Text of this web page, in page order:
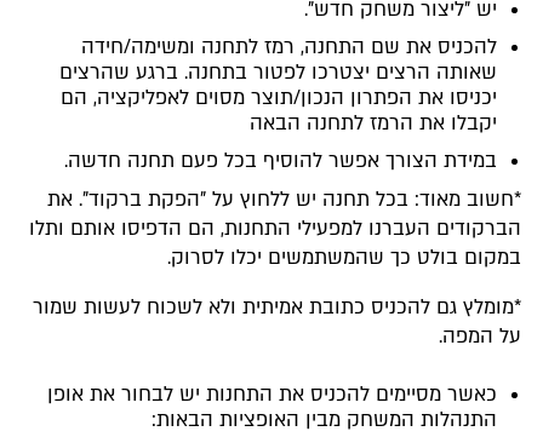
יש "ליצור משחק חדש".
להכניס את שם התחנה, רמז לתחנה ומשימה/חידה
שאותה הרצים יצטרכו לפטור בתחנה. ברגע שהרצים
יכניסו את הפתרון הנכון/תוצר מסוים לאפליקציה, הם
יקבלו את הרמז לתחנה הבאה
במידת הצורך אפשר להוסיף בכל פעם תחנה חדשה.
*חשוב מאוד: בכל תחנה יש ללחוץ על "הפקת ברקוד". את
הברקודים העברנו למפעילי התחנות, הם הדפיסו אותם ותלו
במקום בולט כך שהמשתמשים יכלו לסרוק.
*מומלץ גם להכניס כתובת אמיתית ולא לשכוח לעשות שמור
על המפה.
כאשר מסיימים להכניס את התחנות יש לבחור את אופן
התנהלות המשחק מבין האופציות הבאות: